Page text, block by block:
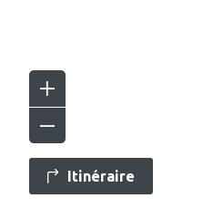
Itinéraire